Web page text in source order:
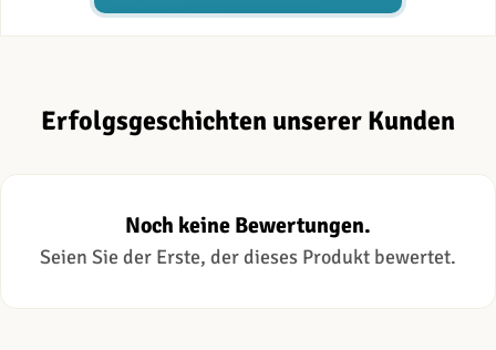
Erfolgsgeschichten unserer Kunden
Noch keine Bewertungen.
Seien Sie der Erste, der dieses Produkt bewertet.